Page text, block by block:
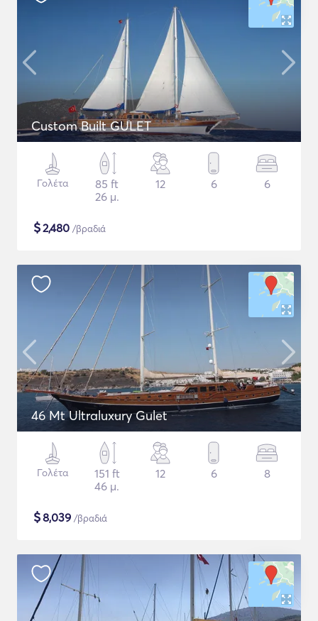
Custom Built GULET
Γολέτα
85 ft
26 μ.
12 6 6
$2,480 /βραδιά
46 Mt Ultraluxury Gulet
Γολέτα
151 ft
46 μ.
12 6 8
$8,039 /βραδιά